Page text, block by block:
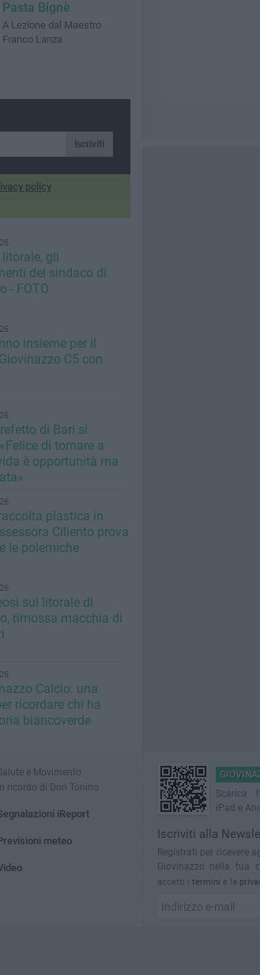
Pasta Bignè
A Lezione dal Maestro
Franco Lanza
Iscriviti
policy
gli
del sindaco di
- FOTO
insieme per il
C5 con
di Bari si
di tornare a
è opportunità ma
plastica in
Ciliento prova
le polemiche
sul litorale di
rimossa macchia di
Calcio: una
ricordare chi ha
biancoverde
e Movimento
ricordo di Don Tonino
iReport
meteo
Scarica
iPad e
Iscriviti alla
Registrati per ricevere
Giovinazzo nella tua
accetti i termini e la